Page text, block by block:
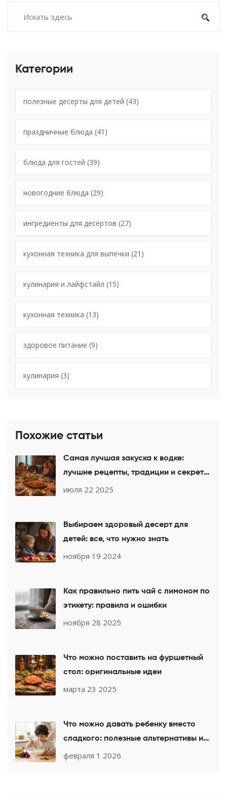
Категории
полезные десерты для детей (43)
праздничные блюда (41)
блюда для гостей (39)
новогодние блюда (29)
ингредиенты для десертов (27)
кухонная техника для выпечки (21)
кулинария и лайфстайл (15)
кухонная техника (13)
здоровое питание (9)
кулинария (3)
Похожие статьи
Самая лучшая закуска к водке:
лучшие рецепты, традиции и секреты
идеального застолья
июля 22 2025
Выбираем здоровый десерт для
детей: все, что нужно знать
ноября 19 2024
Как правильно пить чай с лимоном по
этикету: правила и ошибки
ноября 28 2025
Что можно поставить на фуршетный
стол: оригинальные идеи
марта 23 2025
Что можно давать ребенку вместо
сладкого: полезные альтернативы и
простые рецепты
февраля 1 2026